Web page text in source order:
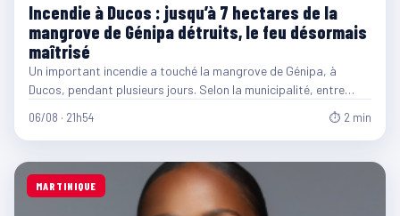
Incendie à Ducos : jusqu’à 7 hectares de la
mangrove de Génipa détruits, le feu désormais
maîtrisé
Un important incendie a touché la mangrove de Génipa, à
Ducos, pendant plusieurs jours. Selon la municipalité, entre…
06/08 · 21h54 ⏱ 2 min
MARTINIQUE